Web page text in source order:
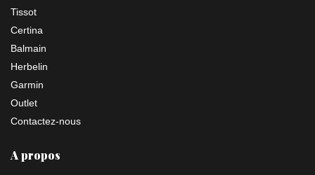
Tissot
Certina
Balmain
Herbelin
Garmin
Outlet
Contactez-nous
A propos